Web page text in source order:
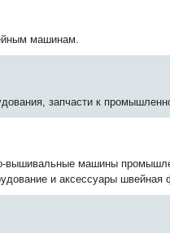
машинам.
запчасти к
машины
и аксессуары швейная